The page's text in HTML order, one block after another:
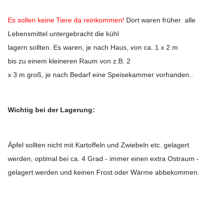
Es sollen keine Tiere da reinkommen! Dort waren früher alle
Lebensmittel untergebracht die kühl
lagern sollten. Es waren, je nach Haus, von ca. 1 x 2 m
bis zu einem kleineren Raum von z.B. 2
x 3 m groß, je nach Bedarf eine Speisekammer vorhanden..
Wichtig bei der Lagerung:
Äpfel sollten nicht mit Kartoffeln und Zwiebeln etc. gelagert
werden, optimal bei ca. 4 Grad - immer einen extra Ostraum -
gelagert werden und keinen Frost oder Wärme abbekommen.